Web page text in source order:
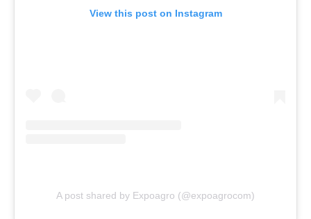
View this post on Instagram
A post shared by Expoagro (@expoagrocom)